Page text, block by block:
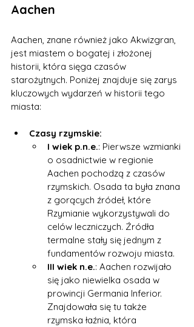
Aachen
Aachen, znane również jako Akwizgran,
jest miastem o bogatej i złożonej
historii, która sięga czasów
starożytnych. Poniżej znajduje się zarys
kluczowych wydarzeń w historii tego
miasta:
Czasy rzymskie:
I wiek p.n.e.: Pierwsze wzmianki
o osadnictwie w regionie
Aachen pochodzą z czasów
rzymskich. Osada ta była znana
z gorących źródeł, które
Rzymianie wykorzystywali do
celów leczniczych. Źródła
termalne stały się jednym z
fundamentów rozwoju miasta.
III wiek n.e.: Aachen rozwijało
się jako niewielka osada w
prowincji Germania Inferior.
Znajdowała się tu także
rzymska łaźnia, która